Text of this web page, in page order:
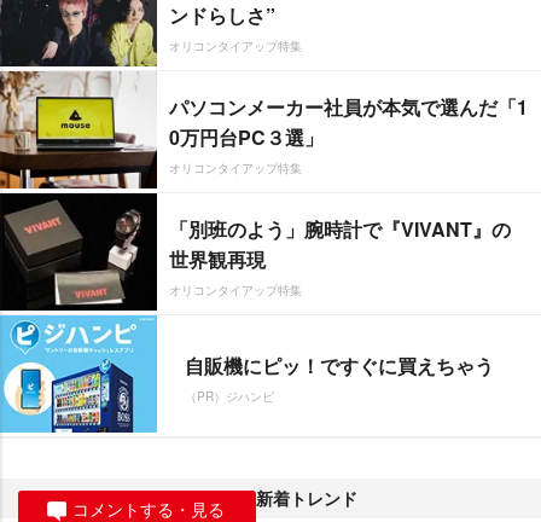
ンドらしさ”
オリコンタイアップ特集
パソコンメーカー社員が本気で選んだ「1
0万円台PC３選」
オリコンタイアップ特集
「別班のよう」腕時計で『VIVANT』の
世界観再現
オリコンタイアップ特集
自販機にピッ！ですぐに買えちゃう
（PR）ジハンピ
コメントする・見る 新着トレンド